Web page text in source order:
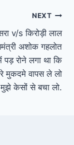
NEXT
v/s किरोड़ी लाल
अशोक गहलोत
पड़ रोने लगा था कि
मुकदमे वापस ले लो
मुझे केसों से बचा लो.